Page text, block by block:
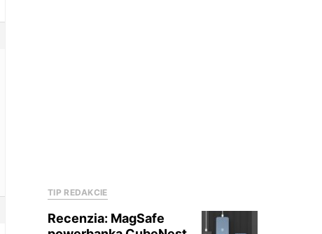
TIP REDAKCIE
Recenzia: MagSafe